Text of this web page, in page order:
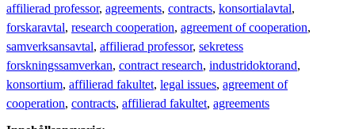
affilierad professor agreements contracts konsortialavtal
forskaravtal research cooperation agreement of cooperation
samverksansavtal affilierad professor sekretess
forskningssamverkan contract research industridoktorand
konsortium affilierad fakultet legal issues agreement of
cooperation contracts affilierad fakultet agreements